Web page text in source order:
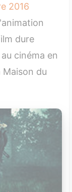
2016
dure
cinéma en
du